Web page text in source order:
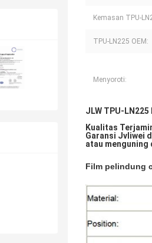
Kemasan TPU-
TPU-LN225 OEM:
Menyoroti:
JLW TPU-
Kualitas
Garansi Jvliwei
atau menguning
Film pelindung